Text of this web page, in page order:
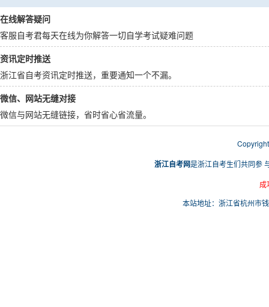
在线解答疑问
客服自考君每天在线为你解答一切自学考试疑难问题
资讯定时推送
浙江省自考资讯定时推送，重要通知一个不漏。
微信、网站无缝对接
微信与网站无缝链接，省时省心省流量。
浙江自考网是浙江自考生们共同参
成
本站地址：浙江省杭州市